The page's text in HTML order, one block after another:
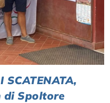
SCATENATA,
di Spoltore